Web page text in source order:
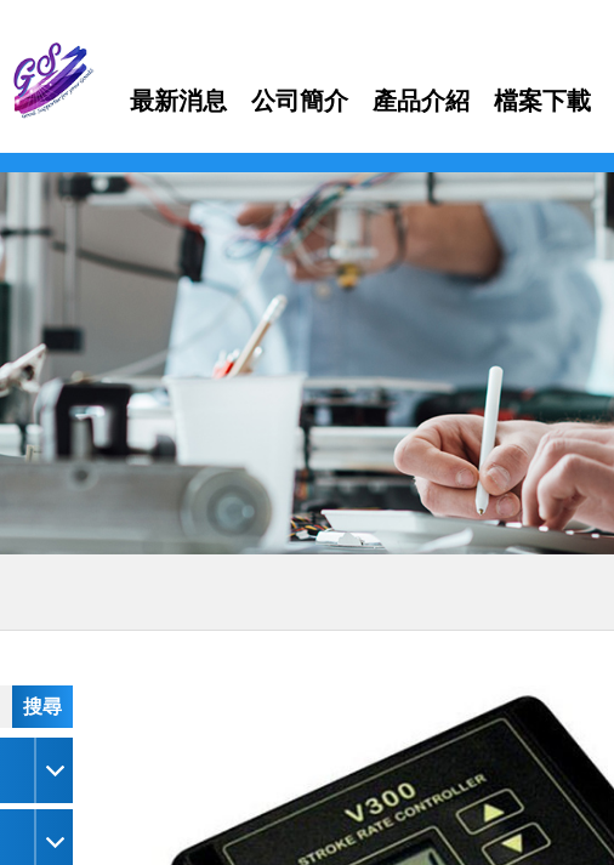
最新消息 公司簡介 產品介紹 檔案下載